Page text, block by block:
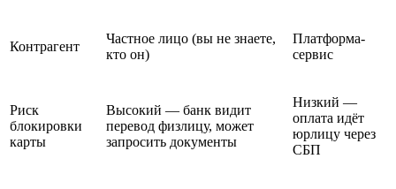
Контрагент
Частное лицо (вы не знаете,
кто он)
Платформа-
сервис
Риск
блокировки
карты
Высокий — банк видит
перевод физлицу, может
запросить документы
Низкий —
оплата идёт
юрлицу через
СБП